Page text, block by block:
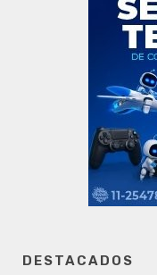
DESTACADOS